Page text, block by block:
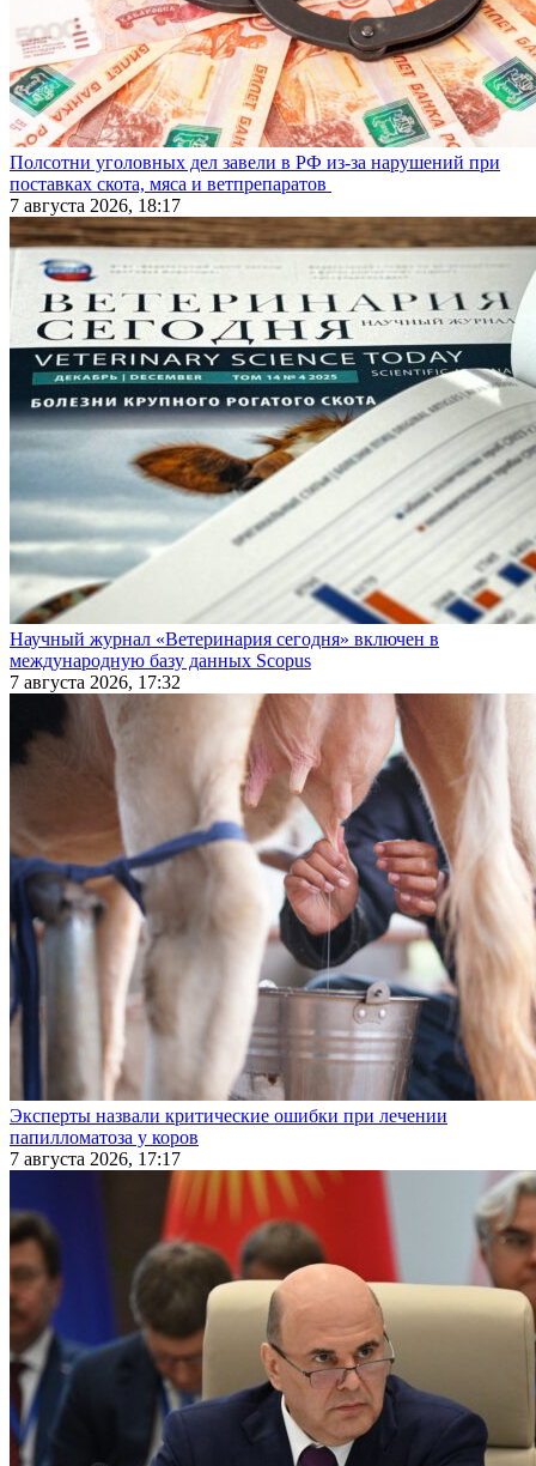
Полсотни уголовных дел завели в РФ из-за нарушений при
поставках скота, мяса и ветпрепаратов
7 августа 2026, 18:17
Научный журнал «Ветеринария сегодня» включен в
международную базу данных Scopus
7 августа 2026, 17:32
Эксперты назвали критические ошибки при лечении
папилломатоза у коров
7 августа 2026, 17:17